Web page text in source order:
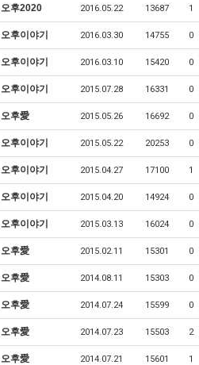
오후2020 2016.05.22 13687 1
오후이야기 2016.03.30 14755 0
오후이야기 2016.03.10 15420 0
오후이야기 2015.07.28 16331 0
오후愛 2015.05.26 16692 0
오후이야기 2015.05.22 20253 0
오후이야기 2015.04.27 17100 1
오후이야기 2015.04.20 14924 0
오후이야기 2015.03.13 16024 0
오후愛 2015.02.11 15301 0
오후愛 2014.08.11 15303 0
오후愛 2014.07.24 15599 0
오후愛 2014.07.23 15503 2
오후愛 2014.07.21 15601 1